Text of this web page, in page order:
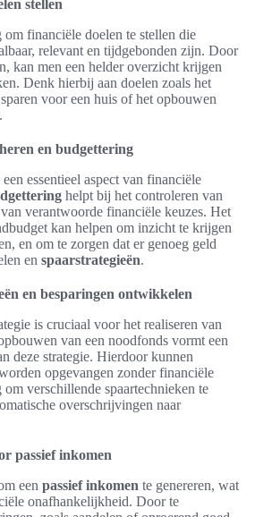
stellen
financiële doelen te stellen die
relevant en tijdgebonden zijn. Door
kan men een helder overzicht krijgen
Denk hierbij aan doelen zoals het
voor een huis of het opbouwen
en budgettering
een essentieel aspect van financiële
helpt bij het controleren van
verantwoorde financiële keuzes. Het
kan helpen om inzicht te krijgen
en om te zorgen dat er genoeg geld
en spaarstrategieën.
en besparingen ontwikkelen
is cruciaal voor het realiseren van
van een noodfonds vormt een
deze strategie. Hierdoor kunnen
opgevangen zonder financiële
verschillende spaartechnieken te
overschrijvingen naar
passief inkomen
een passief inkomen te genereren, wat
onafhankelijkheid. Door te